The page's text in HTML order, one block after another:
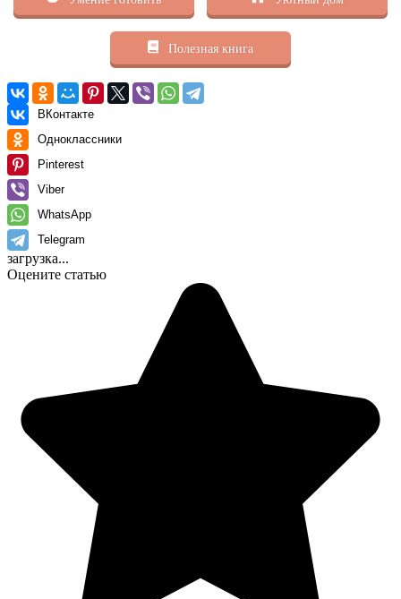
Полезная книга
ВКонтакте
Одноклассники
Pinterest
Viber
WhatsApp
Telegram
загрузка...
Оцените статью